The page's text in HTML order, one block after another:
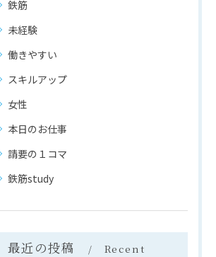
鉄筋
未経験
働きやすい
スキルアップ
女性
本日のお仕事
請要の１コマ
鉄筋study
最近の投稿
Recent